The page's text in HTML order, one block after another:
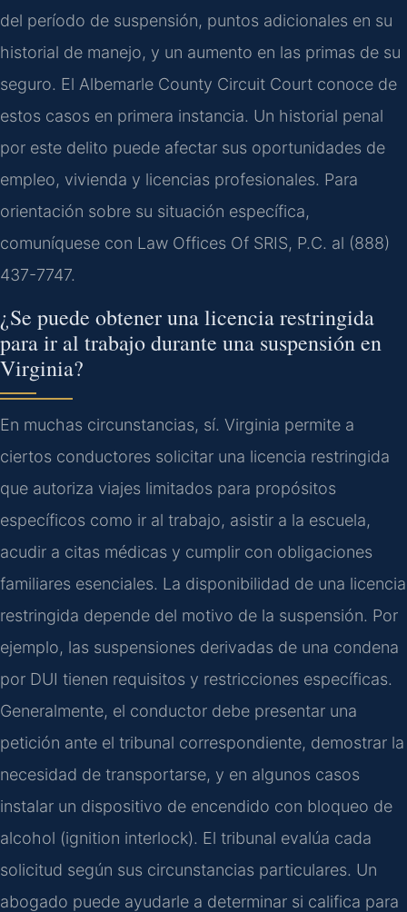
del período de suspensión, puntos adicionales en su
historial de manejo, y un aumento en las primas de su
seguro. El Albemarle County Circuit Court conoce de
estos casos en primera instancia. Un historial penal
por este delito puede afectar sus oportunidades de
empleo, vivienda y licencias profesionales. Para
orientación sobre su situación específica,
comuníquese con Law Offices Of SRIS, P.C. al (888)
437-7747.
¿Se puede obtener una licencia restringida
para ir al trabajo durante una suspensión en
Virginia?
En muchas circunstancias, sí. Virginia permite a
ciertos conductores solicitar una licencia restringida
que autoriza viajes limitados para propósitos
específicos como ir al trabajo, asistir a la escuela,
acudir a citas médicas y cumplir con obligaciones
familiares esenciales. La disponibilidad de una licencia
restringida depende del motivo de la suspensión. Por
ejemplo, las suspensiones derivadas de una condena
por DUI tienen requisitos y restricciones específicas.
Generalmente, el conductor debe presentar una
petición ante el tribunal correspondiente, demostrar la
necesidad de transportarse, y en algunos casos
instalar un dispositivo de encendido con bloqueo de
alcohol (ignition interlock). El tribunal evalúa cada
solicitud según sus circunstancias particulares. Un
abogado puede ayudarle a determinar si califica para